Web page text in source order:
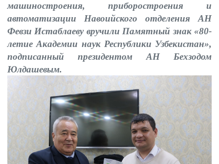
машиностроения, приборостроения и
автоматизации Навоийского отделения АН
Февзи Истаблаеву вручили Памятный знак «80-
летие Академии наук Республики Узбекистан»,
подписанный президентом АН Бехзодом
Юлдашевым.